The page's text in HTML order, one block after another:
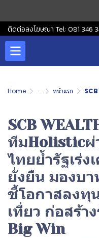
ติดต่อลงโฆษณา Tel: 081 346
Home ... หน้าแรก SCB WEALTHผ
SCB
ทีมHolisticผ่
ไทยย้ำรัฐเร่ง
ยั่งยืน มองบ
ชี้โอกาสลงทุ
เที่ยว ก่อสร้า
Big Win